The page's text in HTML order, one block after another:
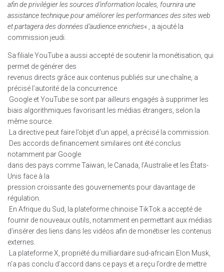
afin de privilégier les sources d’information locales, fournira une
assistance technique pour améliorer les performances des sites web
et partagera des données d’audience enrichies« , a ajouté la
commission jeudi.
Sa filiale YouTube a aussi accepté de soutenir la monétisation, qui
permet de générer des
revenus directs grâce aux contenus publiés sur une chaîne, a
précisé l’autorité de la concurrence.
Google et YouTube se sont par ailleurs engagés à supprimer les
biais algorithmiques favorisant les médias étrangers, selon la
même source.
La directive peut faire l’objet d’un appel, a précisé la commission.
Des accords de financement similaires ont été conclus
notamment par Google
dans des pays comme Taïwan, le Canada, l’Australie et les États-
Unis face à la
pression croissante des gouvernements pour davantage de
régulation.
En Afrique du Sud, la plateforme chinoise TikTok a accepté de
fournir de nouveaux outils, notamment en permettant aux médias
d’insérer des liens dans les vidéos afin de monétiser les contenus
externes.
La plateforme X, propriété du milliardaire sud-africain Elon Musk,
n’a pas conclu d’accord dans ce pays et a reçu l’ordre de mettre